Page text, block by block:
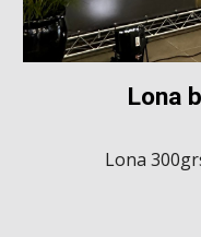
Lona
Lona